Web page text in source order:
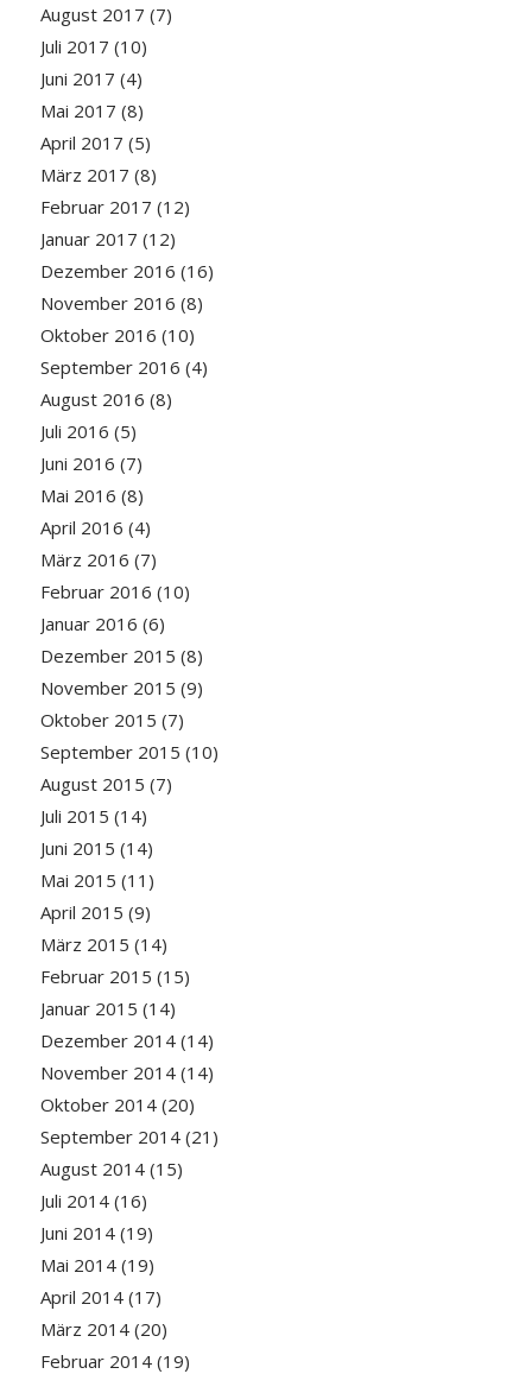
August 2017 (7)
Juli 2017 (10)
Juni 2017 (4)
Mai 2017 (8)
April 2017 (5)
März 2017 (8)
Februar 2017 (12)
Januar 2017 (12)
Dezember 2016 (16)
November 2016 (8)
Oktober 2016 (10)
September 2016 (4)
August 2016 (8)
Juli 2016 (5)
Juni 2016 (7)
Mai 2016 (8)
April 2016 (4)
März 2016 (7)
Februar 2016 (10)
Januar 2016 (6)
Dezember 2015 (8)
November 2015 (9)
Oktober 2015 (7)
September 2015 (10)
August 2015 (7)
Juli 2015 (14)
Juni 2015 (14)
Mai 2015 (11)
April 2015 (9)
März 2015 (14)
Februar 2015 (15)
Januar 2015 (14)
Dezember 2014(14)
November 2014(14)
Oktober 2014(20)
September 2014(21)
August 2014(15)
Juli 2014(16)
Juni 2014(19)
Mai 2014(19)
April 2014(17)
März 2014(20)
Februar 2014(19)